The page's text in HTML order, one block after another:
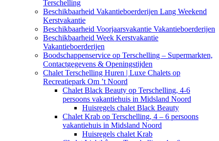
Terschelling
Beschikbaarheid Vakantieboerderijen Lang Weekend
Kerstvakantie
Beschikbaarheid Voorjaarsvakantie Vakantieboerderijen
Beschikbaarheid Week Kerstvakantie
Vakantieboerderijen
Boodschappenservice op Terschelling – Supermarkten,
Contactgegevens & Openingstijden
Chalet Terschelling Huren | Luxe Chalets op
Recreatiepark Om ’t Noord
Chalet Black Beauty op Terschelling, 4-6
persoons vakantiehuis in Midsland Noord
Huisregels chalet Black Beauty
Chalet Krab op Terschelling, 4 – 6 persoons
vakantiehuis in Midsland Noord
Huisregels chalet Krab